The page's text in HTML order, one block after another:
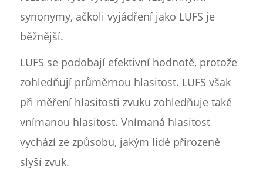
synonymy, ačkoli vyjádření jako LUFS je
běžnější.
LUFS se podobají efektivní hodnotě, protože
zohledňují průměrnou hlasitost. LUFS však
při měření hlasitosti zvuku zohledňuje také
vnímanou hlasitost. Vnímaná hlasitost
vychází ze způsobu, jakým lidé přirozeně
slyší zvuk.